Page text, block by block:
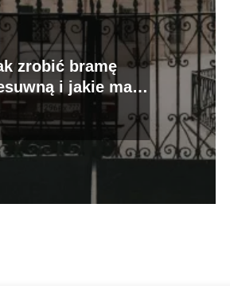
zrobić bramę
i jakie ma
zalety?